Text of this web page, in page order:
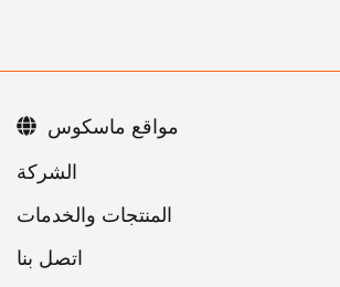
اتصل بنا
مواقع ماسكوس